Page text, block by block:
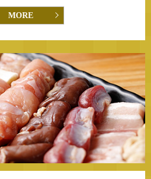
MORE